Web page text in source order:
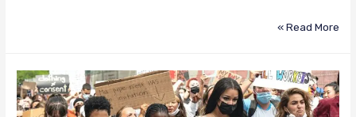
ניכוס
האופנה:
איך
Read More »